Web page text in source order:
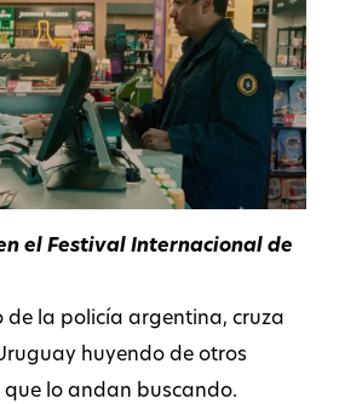
el Festival Internacional de
de la policía argentina, cruza
huyendo de otros
lo andan buscando.